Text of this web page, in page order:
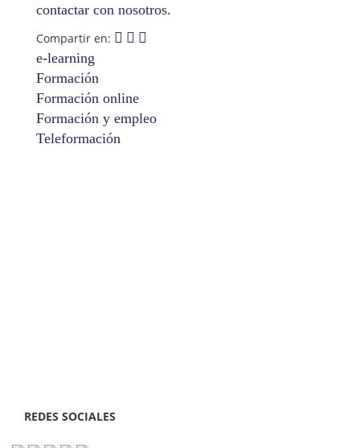
contactar con nosotros.
Compartir en:
e-learning
Formación
Formación online
Formación y empleo
Teleformación
REDES SOCIALES